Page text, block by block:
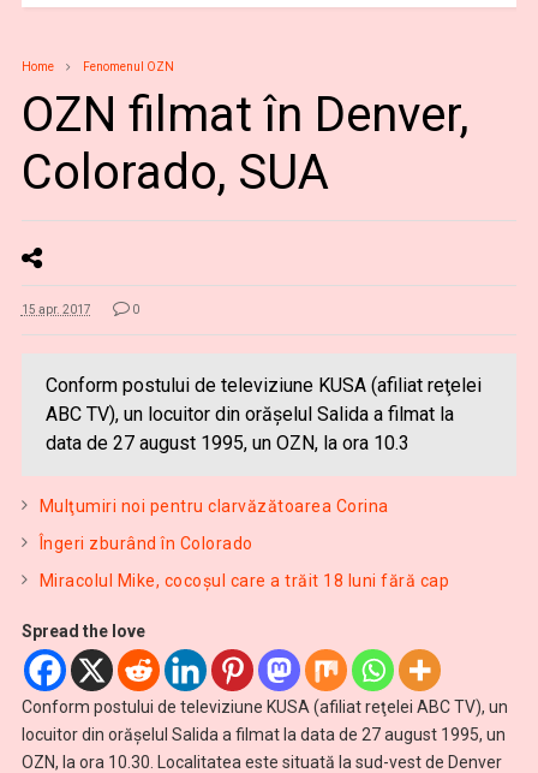
Home Fenomenul OZN
OZN filmat în Denver,
Colorado, SUA
15 apr. 2017 0
Conform postului de televiziune KUSA (afiliat reţelei
ABC TV), un locuitor din orăşelul Salida a filmat la
data de 27 august 1995, un OZN, la ora 10.3
Mulţumiri noi pentru clarvăzătoarea Corina
Îngeri zburând în Colorado
Miracolul Mike, cocoşul care a trăit 18 luni fără cap
Spread the love
Conform postului de televiziune KUSA (afiliat reţelei ABC TV), un
locuitor din orăşelul Salida a filmat la data de 27 august 1995, un
OZN, la ora 10.30. Localitatea este situată la sud-vest de Denver